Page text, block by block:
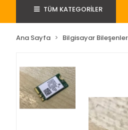
TÜM KATEGORİLER
Ana Sayfa Bilgisayar